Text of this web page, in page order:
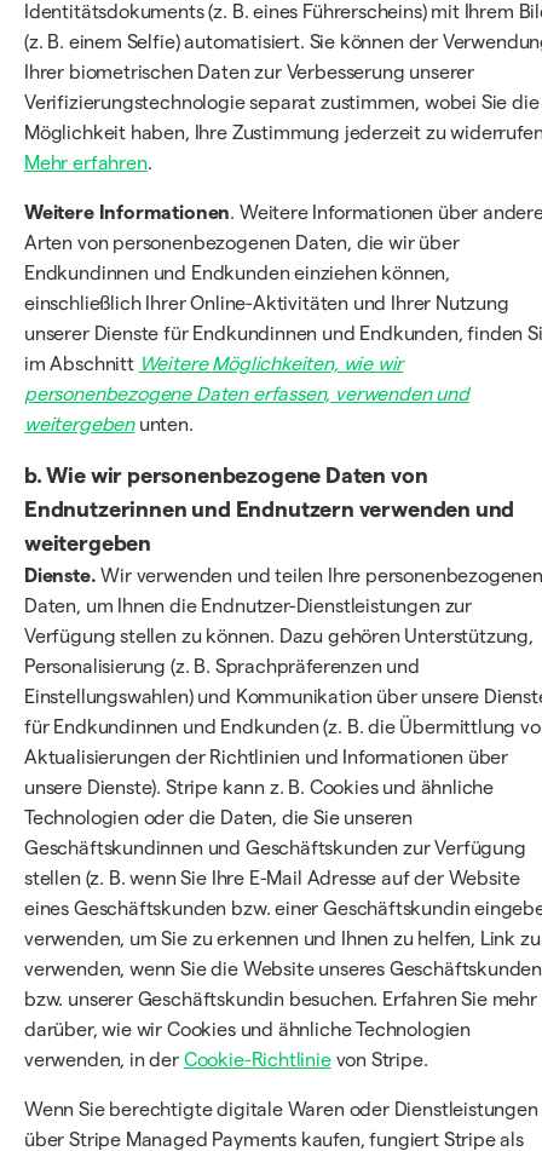
Identitätsdokuments (z. B. eines Führerscheins) mit Ihrem
(z. B. einem Selfie) automatisiert. Sie können der
Ihrer biometrischen Daten zur Verbesserung unserer
Verifizierungstechnologie separat zustimmen, wobei Sie die
Möglichkeit haben, Ihre Zustimmung jederzeit zu
Mehr erfahren.
Weitere Informationen. Weitere Informationen über
Arten von personenbezogenen Daten, die wir über
Endkundinnen und Endkunden einziehen können,
einschließlich Ihrer Online-Aktivitäten und Ihrer Nutzung
unserer Dienste für Endkundinnen und Endkunden, finden
im Abschnitt Weitere Möglichkeiten, wie wir
personenbezogene Daten erfassen, verwenden und
weitergebenunten.
b.Wie wir personenbezogene Daten von
Endnutzerinnen und Endnutzern verwenden und
weitergeben
Dienste. Wir verwenden und teilen Ihre personenbezogenen
Daten, um Ihnen die Endnutzer-Dienstleistungen zur
Verfügung stellen zu können. Dazu gehören Unterstützung,
Personalisierung (z. B. Sprachpräferenzen und
Einstellungswahlen) und Kommunikation über unsere
für Endkundinnen und Endkunden (z. B. die Übermittlung
Aktualisierungen der Richtlinien und Informationen über
unsere Dienste). Stripe kann z. B. Cookies und ähnliche
Technologien oder die Daten, die Sie unseren
Geschäftskundinnen und Geschäftskunden zur Verfügung
stellen (z. B. wenn Sie Ihre E-Mail Adresse auf der Website
eines Geschäftskunden bzw. einer Geschäftskundin
verwenden, um Sie zu erkennen und Ihnen zu helfen, Link zu
verwenden, wenn Sie die Website unseres Geschäftskunden
bzw. unserer Geschäftskundin besuchen. Erfahren Sie mehr
darüber, wie wir Cookies und ähnliche Technologien
verwenden, in der Cookie-Richtlinievon Stripe.
Wenn Sie berechtigte digitale Waren oder Dienstleistungen
über Stripe Managed Payments kaufen, fungiert Stripe als